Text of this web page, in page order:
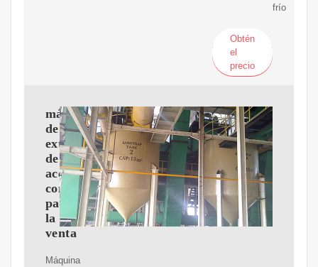
frío
Obtén
el
precio
máquina
de
extracción
de
aceite
comestible
para
la
venta
Máquina